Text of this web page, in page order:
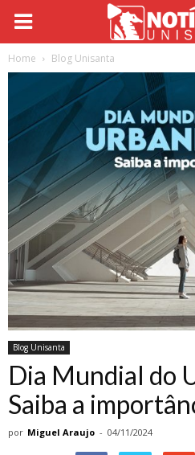
Home Blog Unisanta
Blog Unisanta
Dia Mundial do
Saiba a
por Miguel Araujo - 04/11/2024